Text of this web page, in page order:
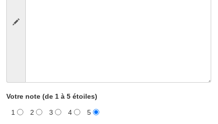
Votre note (de 1 à 5 étoiles)
1 2 3 4 5